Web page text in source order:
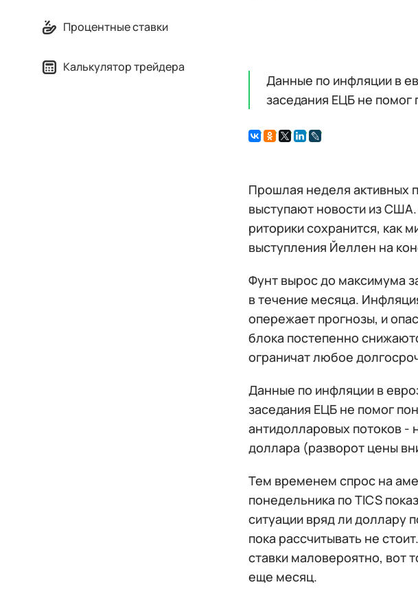
Процентные ставки
Калькулятор трейдера
Данные по инфляции в
заседания ЕЦБ не помог
Прошлая неделя активных
выступают новости из
риторики сохранится, как
выступления Йеллен на
Фунт вырос до максимума
в течение месяца.
опережает прогнозы, и
блока постепенно
ограничат любое
Данные по инфляции в
заседания ЕЦБ не помог
антидолларовых потоков -
доллара (разворот цены
Тем временем спрос на
понедельника по TICS
ситуации вряд ли доллару
пока рассчитывать не
ставки маловероятно, вот
еще месяц.